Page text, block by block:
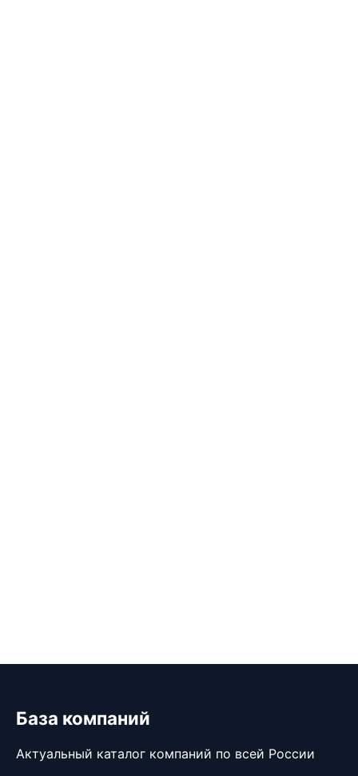
База компаний
Актуальный каталог компаний по всей России